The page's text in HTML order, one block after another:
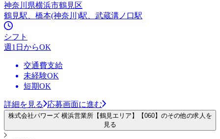
神奈川県横浜市鶴見区
鶴見駅、橋本(神奈川)駅、武蔵溝ノ口駅
シフト
週1日からOK
交通費支給
未経験OK
短期OK
詳細を見る 応募画面に進む
株式会社パワーズ 横浜営業所【鶴見エリア】【060】のその他の求人を
見る